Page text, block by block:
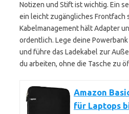
Notizen und Stift ist wichtig. Ein
ein leicht zugängliches Frontfach
Kabelmanagement hält Adapter
ordentlich. Lege deine
und führe das Ladekabel zur
du arbeiten, ohne die Tasche zu
Amazon
für Laptops